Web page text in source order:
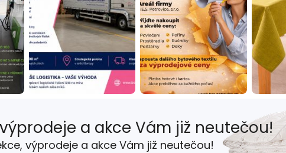
a akce Vám již neutečou!
výprodeje a akce Vám již neutečou!